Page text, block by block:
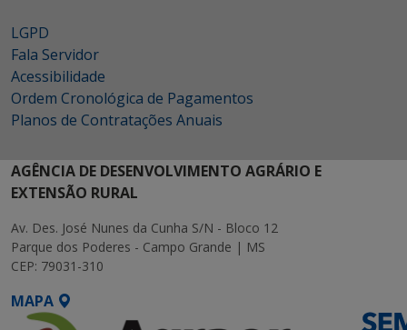
LGPD
Fala Servidor
Acessibilidade
Ordem Cronológica de Pagamentos
Planos de Contratações Anuais
AGÊNCIA DE DESENVOLVIMENTO AGRÁRIO E
EXTENSÃO RURAL
Av. Des. José Nunes da Cunha S/N - Bloco 12
Parque dos Poderes - Campo Grande | MS
CEP: 79031-310
MAPA